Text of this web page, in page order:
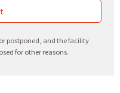
postponed, and the facility
for other reasons.